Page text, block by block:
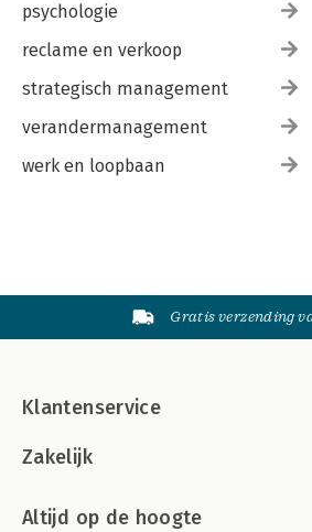
psychologie
reclame en verkoop
strategisch management
verandermanagement
werk en loopbaan
Gratis verzending
Klantenservice
Zakelijk
Altijd op de hoogte